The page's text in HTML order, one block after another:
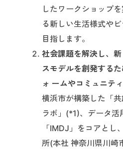
したワークショップ
る新しい生活様式や
目指します。
社会課題を解決し、
スモデルを創発する
ォ ームやコミュニテ
横浜市が構築した「
ラボ」(*1)、データ活
「IMDJ」をコアとし
所(本社 神奈川県川崎